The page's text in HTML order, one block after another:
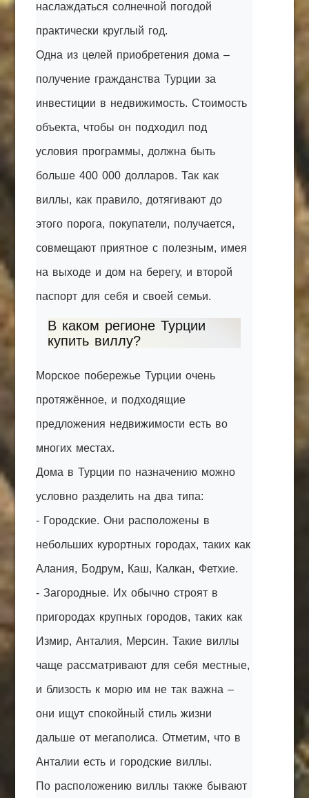
наслаждаться солнечной погодой
практически круглый год.
Одна из целей приобретения дома –
получение гражданства Турции за
инвестиции в недвижимость. Стоимость
объекта, чтобы он подходил под
условия программы, должна быть
больше 400 000 долларов. Так как
виллы, как правило, дотягивают до
этого порога, покупатели, получается,
совмещают приятное с полезным, имея
на выходе и дом на берегу, и второй
паспорт для себя и своей семьи.
В каком регионе Турции
купить виллу?
Морское побережье Турции очень
протяжённое, и подходящие
предложения недвижимости есть во
многих местах.
Дома в Турции по назначению можно
условно разделить на два типа:
- Городские. Они расположены в
небольших курортных городах, таких как
Алания, Бодрум, Каш, Калкан, Фетхие.
- Загородные. Их обычно строят в
пригородах крупных городов, таких как
Измир, Анталия, Мерсин. Такие виллы
чаще рассматривают для себя местные,
и близость к морю им не так важна –
они ищут спокойный стиль жизни
дальше от мегаполиса. Отметим, что в
Анталии есть и городские виллы.
По расположению виллы также бывают